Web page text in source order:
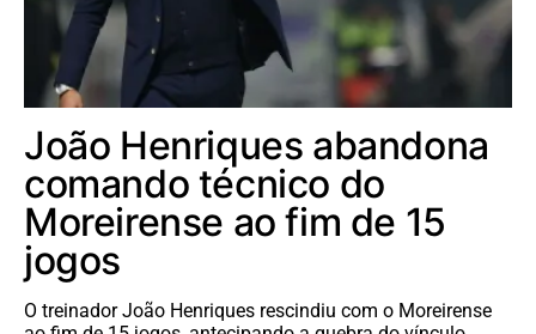
João Henriques abandona
comando técnico do
Moreirense ao fim de 15
jogos
O treinador João Henriques rescindiu com o Moreirense